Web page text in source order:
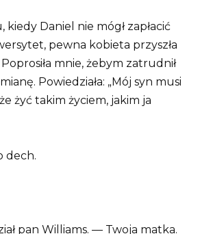
Daniel nie mógł zapłacić
pewna kobieta przyszła
mnie, żebym zatrudnił
Powiedziała: „Mój syn musi
żyć takim życiem, jakim ja
dech.
pan Williams. — Twoja matka.